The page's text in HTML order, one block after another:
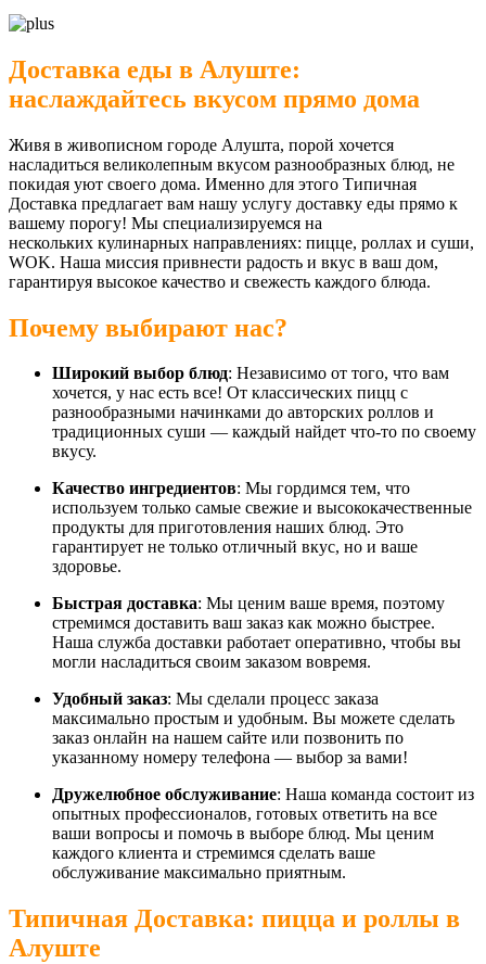
Доставка еды в Алуште:
наслаждайтесь вкусом прямо дома
Живя в живописном городе Алушта, порой хочется
насладиться великолепным вкусом разнообразных блюд, не
покидая уют своего дома. Именно для этого Типичная
Доставка предлагает вам нашу услугу доставку еды прямо к
вашему порогу! Мы специализируемся на
нескольких кулинарных направлениях: пицце, роллах и суши,
WOK. Наша миссия привнести радость и вкус в ваш дом,
гарантируя высокое качество и свежесть каждого блюда.
Почему выбирают нас?
Широкий выбор блюд: Независимо от того, что вам
хочется, у нас есть все! От классических пицц с
разнообразными начинками до авторских роллов и
традиционных суши — каждый найдет что-то по своему
вкусу.
Качество ингредиентов: Мы гордимся тем, что
используем только самые свежие и высококачественные
продукты для приготовления наших блюд. Это
гарантирует не только отличный вкус, но и ваше
здоровье.
Быстрая доставка: Мы ценим ваше время, поэтому
стремимся доставить ваш заказ как можно быстрее.
Наша служба доставки работает оперативно, чтобы вы
могли насладиться своим заказом вовремя.
Удобный заказ: Мы сделали процесс заказа
максимально простым и удобным. Вы можете сделать
заказ онлайн на нашем сайте или позвонить по
указанному номеру телефона — выбор за вами!
Дружелюбное обслуживание: Наша команда состоит из
опытных профессионалов, готовых ответить на все
ваши вопросы и помочь в выборе блюд. Мы ценим
каждого клиента и стремимся сделать ваше
обслуживание максимально приятным.
Типичная Доставка: пицца и роллы в
Алуште